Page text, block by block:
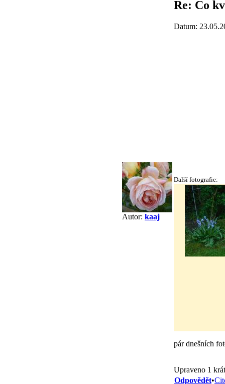
Autor: kaaj
Re: Co
Datum:
Další fotografie:
pár dnešních
Upraveno 1
Odpovědět•